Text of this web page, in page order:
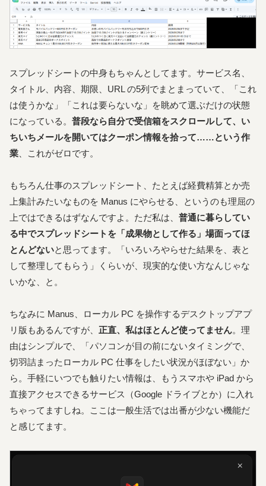
スプレッドシートの中身もちゃんとしてます。サービス名、
タイトル、内容、期限、URL の5列でまとまっていて、「これ
は使うかな」「これは要らないな」を眺めて選ぶだけの状態
になっている。 普段なら自分で受信箱をスクロールして、い
ちいちメールを開いてはクーポン情報を拾って……という作
業 、これがゼロです。
もちろん仕事のスプレッドシート、たとえば経費精算とか売
上集計みたいなものを Manus にやらせる、というのも理屈の
上ではできるはずなんですよ。ただ私は、 普通に暮らしてい
る中でスプレッドシートを「成果物として作る」場面ってほ
とんどないと思ってます。「いろいろやらせた結果を、表と
して整理してもらう」くらいが、現実的な使い方なんじゃな
いかな、と。
ちなみに Manus、ローカル PC を操作するデスクトップアプ
リ版もあるんですが、 正直、私はほとんど使ってません。理
由はシンプルで、「パソコンが目の前にないタイミングで、
切羽詰まったローカル PC 仕事をしたい状況がほぼない」か
ら。手軽にいつでも触りたい情報は、もうスマホや iPad から
直接アクセスできるサービス（Google ドライブとか）に入れ
ちゃってますしね。ここは一般生活では出番が少ない機能だ
と感じてます。